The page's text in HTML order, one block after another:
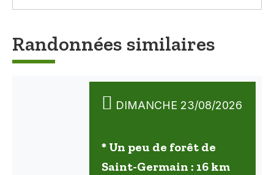
Randonnées similaires
DIMANCHE 23/08/2026
* Un peu de forêt de
Saint-Germain : 16 km